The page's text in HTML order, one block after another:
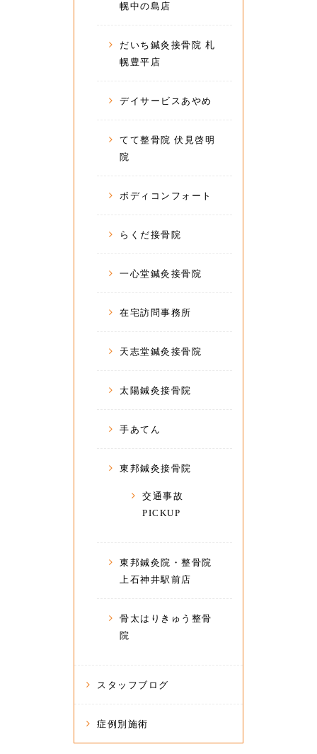
幌中の島店
だいち鍼灸接骨院 札
幌豊平店
デイサービスあやめ
てて整骨院 伏見啓明
院
ボディコンフォート
らくだ接骨院
一心堂鍼灸接骨院
在宅訪問事務所
天志堂鍼灸接骨院
太陽鍼灸接骨院
手あてん
東邦鍼灸接骨院
交通事故
PICKUP
東邦鍼灸院・整骨院
上石神井駅前店
骨太はりきゅう整骨
院
スタッフブログ
症例別施術